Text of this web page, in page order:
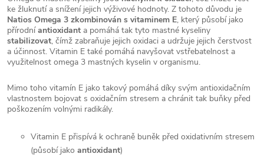
ke žluknutí a snížení jejich výživové hodnoty. Z tohoto důvodu je
Natios Omega 3 zkombinován s vitaminem E, který působí jako
přírodníantioxidant a pomáhá tak tyto mastné kyseliny
stabilizovat, čímž zabraňuje jejich oxidaci a udržuje jejich čerstvost
a účinnost. Vitamin E také pomáhá navyšovat vstřebatelnost a
využitelnost omega 3 mastných kyselin v organismu.
Mimo toho vitamín E jako takový pomáhá díky svým antioxidačním
vlastnostem bojovat s oxidačním stresem a chránit tak buňky před
poškozením volnými radikály.
Vitamin E přispívá k ochraně buněk před oxidativním stresem
(působí jako antioxidant)